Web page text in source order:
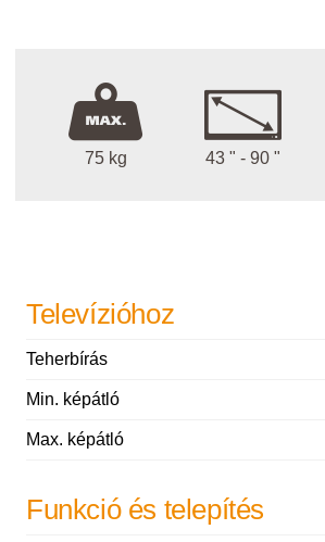
75 kg 43 " - 90 "
Televízióhoz
Teherbírás
Min. képátló
Max. képátló
Funkció és telepítés